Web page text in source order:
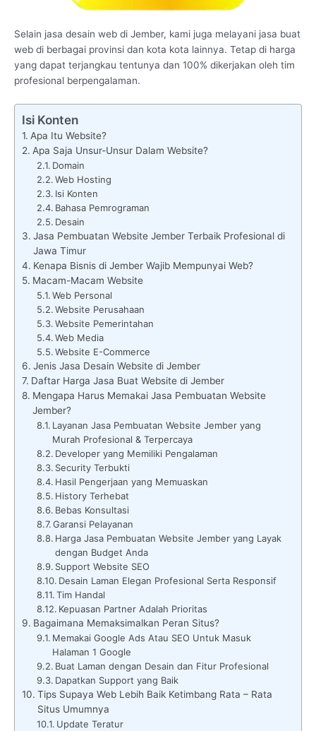
Selain jasa desain web di Jember, kami juga melayani jasa buat
web di berbagai provinsi dan kota kota lainnya. Tetap di harga
yang dapat terjangkau tentunya dan 100% dikerjakan oleh tim
profesional berpengalaman.
Isi Konten
Apa Itu Website?
Apa Saja Unsur-Unsur Dalam Website?
Domain
Web Hosting
Isi Konten
Bahasa Pemrograman
Desain
Jasa Pembuatan Website Jember Terbaik Profesional di
Jawa Timur
Kenapa Bisnis di Jember Wajib Mempunyai Web?
Macam-Macam Website
Web Personal
Website Perusahaan
Website Pemerintahan
Web Media
Website E-Commerce
Jenis Jasa Desain Website di Jember
Daftar Harga Jasa Buat Website di Jember
Mengapa Harus Memakai Jasa Pembuatan Website
Jember?
Layanan Jasa Pembuatan Website Jember yang
Murah Profesional & Terpercaya
Developer yang Memiliki Pengalaman
Security Terbukti
Hasil Pengerjaan yang Memuaskan
History Terhebat
Bebas Konsultasi
Garansi Pelayanan
Harga Jasa Pembuatan Website Jember yang Layak
dengan Budget Anda
Support Website SEO
Desain Laman Elegan Profesional Serta Responsif
Tim Handal
Kepuasan Partner Adalah Prioritas
Bagaimana Memaksimalkan Peran Situs?
Memakai Google Ads Atau SEO Untuk Masuk
Halaman 1 Google
Buat Laman dengan Desain dan Fitur Profesional
Dapatkan Support yang Baik
Tips Supaya Web Lebih Baik Ketimbang Rata – Rata
Situs Umumnya
Update Teratur